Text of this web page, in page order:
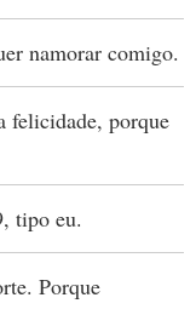
namorar comigo.
felicidade, porque
tipo eu.
Porque